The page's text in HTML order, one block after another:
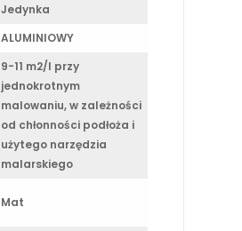
Jedynka
ALUMINIOWY
9-11 m2/l przy
jednokrotnym
malowaniu, w zależności
od chłonności podłoża i
użytego narzędzia
malarskiego
Mat